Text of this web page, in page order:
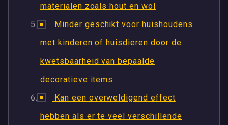
materialen zoals hout en wol
Minder geschikt voor huishoudens
met kinderen of huisdieren door de
kwetsbaarheid van bepaalde
decoratieve items
Kan een overweldigend effect
hebben als er te veel verschillende